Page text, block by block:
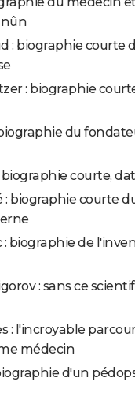
: biographie courte
: biographie
du
courte,
: biographie courte
: biographie de
: sans ce
: l'incroyable
médecin
d'un